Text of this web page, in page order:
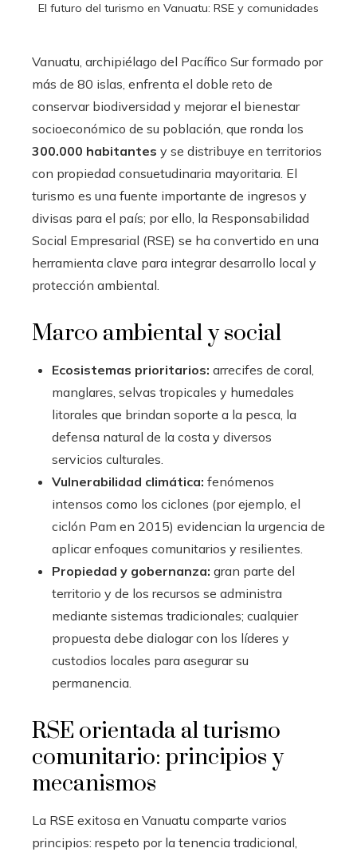
El futuro del turismo en Vanuatu: RSE y comunidades
Vanuatu, archipiélago del Pacífico Sur formado por
más de 80 islas, enfrenta el doble reto de
conservar biodiversidad y mejorar el bienestar
socioeconómico de su población, que ronda los
300.000 habitantes y se distribuye en territorios
con propiedad consuetudinaria mayoritaria. El
turismo es una fuente importante de ingresos y
divisas para el país; por ello, la Responsabilidad
Social Empresarial (RSE) se ha convertido en una
herramienta clave para integrar desarrollo local y
protección ambiental.
Marco ambiental y social
Ecosistemas prioritarios: arrecifes de coral,
manglares, selvas tropicales y humedales
litorales que brindan soporte a la pesca, la
defensa natural de la costa y diversos
servicios culturales.
Vulnerabilidad climática: fenómenos
intensos como los ciclones (por ejemplo, el
ciclón Pam en 2015) evidencian la urgencia de
aplicar enfoques comunitarios y resilientes.
Propiedad y gobernanza: gran parte del
territorio y de los recursos se administra
mediante sistemas tradicionales; cualquier
propuesta debe dialogar con los líderes y
custodios locales para asegurar su
permanencia.
RSE orientada al turismo
comunitario: principios y
mecanismos
La RSE exitosa en Vanuatu comparte varios
principios: respeto por la tenencia tradicional,